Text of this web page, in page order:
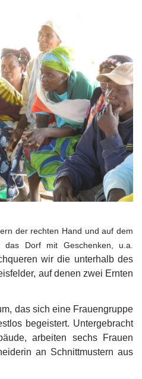
der rechten Hand und auf dem
Dorf mit Geschenken, u.a.
wir die unterhalb des
auf denen zwei Ernten
das sich eine Frauengruppe
begeistert. Untergebracht
arbeiten sechs Frauen
an Schnittmustern aus